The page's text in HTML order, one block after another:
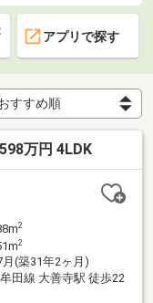
アプリで探す
万円 4LDK
2
2
月(築31年2ヶ月)
田線 大善寺駅 徒歩22